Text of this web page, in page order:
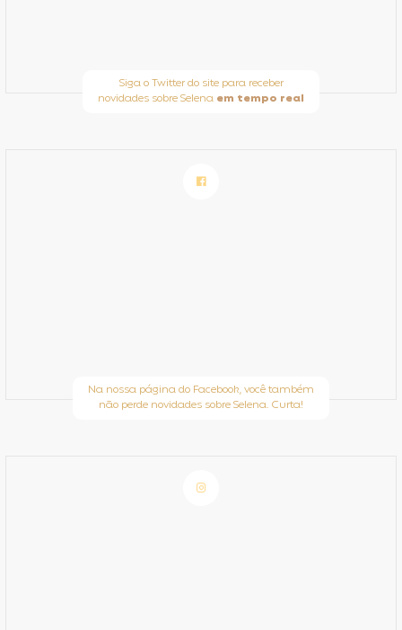
Siga o Twitter do site para receber
novidades sobre Selena em tempo real
Na nossa página do Facebook, você também
não perde novidades sobre Selena. Curta!